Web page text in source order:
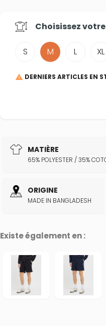
Choisissez votre
S M L XL
 DERNIERS ARTICLES EN
MATIÈRE
65% POLYESTER / 35%
ORIGINE
MADE IN BANGLADESH
Existe également en :